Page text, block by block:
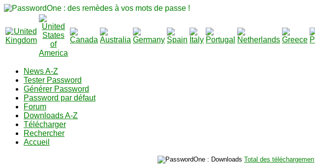
News A-Z
Tester Password
Générer Password
Password par défaut
Forum
Downloads A-Z
Télécharger
Rechercher
Accueil
Total des téléchargements